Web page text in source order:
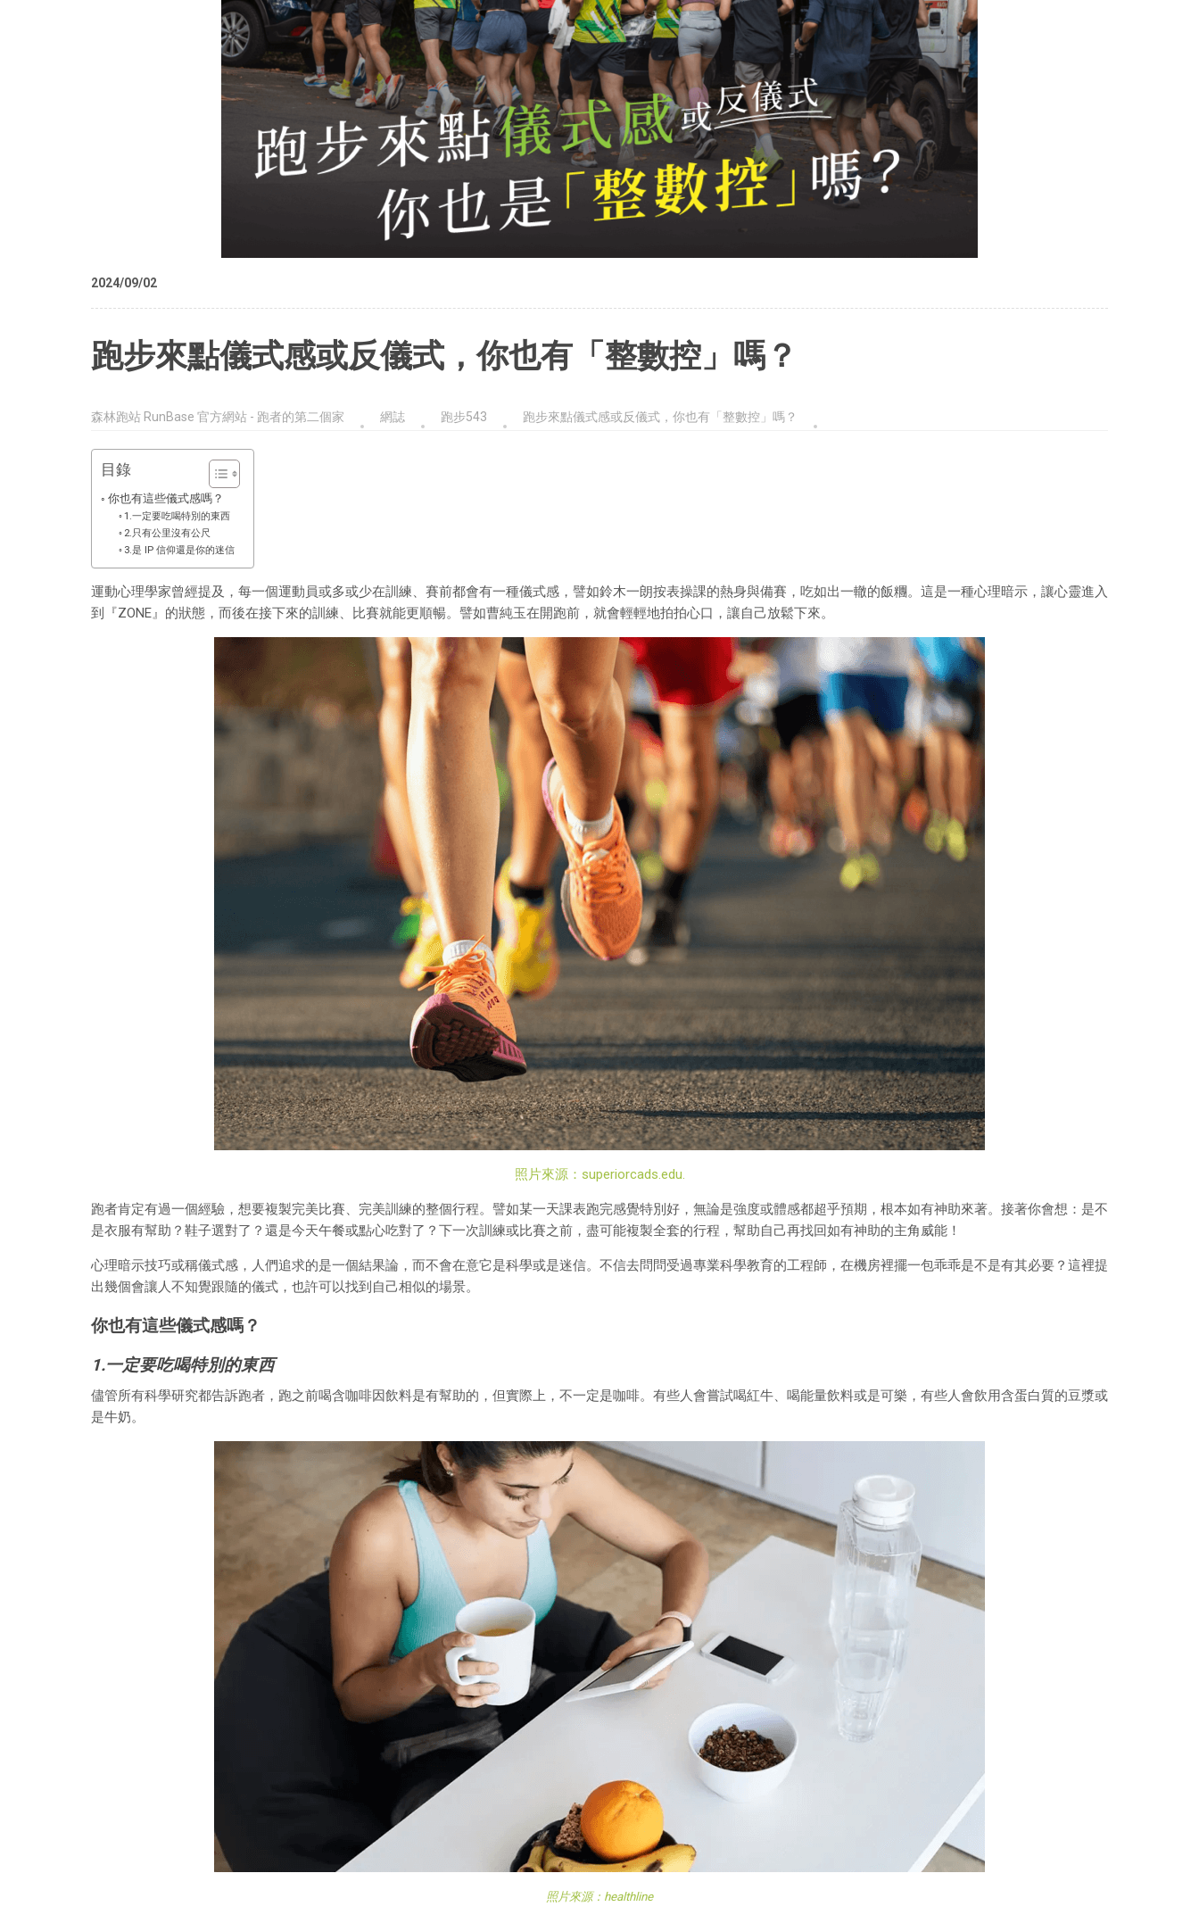
2024/09/02
跑步來點儀式感或反儀式，你也有「整數控」嗎？
森林跑站 RunBase 官方網站 - 跑者的第二個家 網誌 跑步543 跑步來點儀式感或反儀式，你也有「整數控」嗎？
目錄
你也有這些儀式感嗎？
1.一定要吃喝特別的東西
2.只有公里沒有公尺
3.是 IP 信仰還是你的迷信
運動心理學家曾經提及，每一個運動員或多或少在訓練、賽前都會有一種儀式感，譬如鈴木一朗按表操課的熱身與備賽，吃如出一轍的飯糰。這是一種心理暗示，讓心靈進入
到『ZONE』的狀態，而後在接下來的訓練、比賽就能更順暢。譬如曹純玉在開跑前，就會輕輕地拍拍心口，讓自己放鬆下來。
照片來源：superiorcads.edu.
跑者肯定有過一個經驗，想要複製完美比賽、完美訓練的整個行程。譬如某一天課表跑完感覺特別好，無論是強度或體感都超乎預期，根本如有神助來著。接著你會想：是不
是衣服有幫助？鞋子選對了？還是今天午餐或點心吃對了？下一次訓練或比賽之前，盡可能複製全套的行程，幫助自己再找回如有神助的主角威能！
心理暗示技巧或稱儀式感，人們追求的是一個結果論，而不會在意它是科學或是迷信。不信去問問受過專業科學教育的工程師，在機房裡擺一包乖乖是不是有其必要？這裡提
出幾個會讓人不知覺跟隨的儀式，也許可以找到自己相似的場景。
你也有這些儀式感嗎？
1.一定要吃喝特別的東西
儘管所有科學研究都告訴跑者，跑之前喝含咖啡因飲料是有幫助的，但實際上，不一定是咖啡。有些人會嘗試喝紅牛、喝能量飲料或是可樂，有些人會飲用含蛋白質的豆漿或
是牛奶。
照片來源：healthline